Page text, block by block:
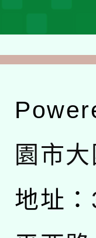
園市
地址：